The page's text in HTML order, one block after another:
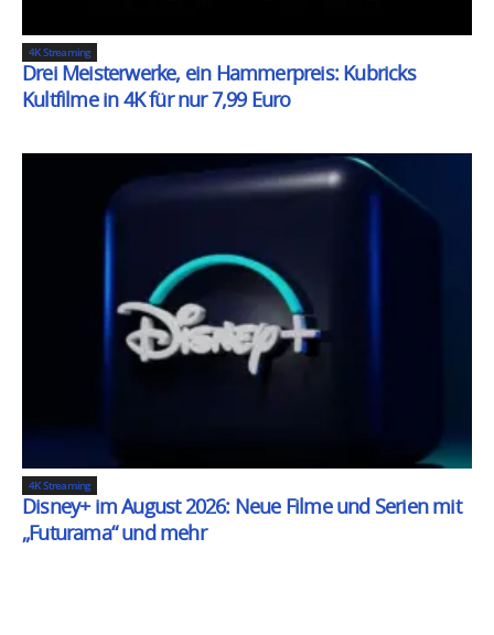
4K Streaming
Drei Meisterwerke, ein Hammerpreis: Kubricks
Kultfilme in 4K für nur 7,99 Euro
4K Streaming
Disney+ im August 2026: Neue Filme und Serien mit
„Futurama“ und mehr